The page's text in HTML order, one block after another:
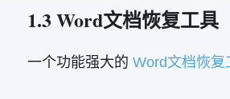
1.3 Word文档恢复工具
一个功能强大的 Word文档恢复